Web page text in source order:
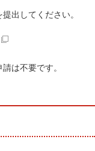
出してください。
は不要です。